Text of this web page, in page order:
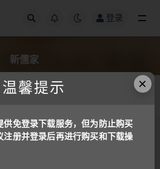
登录
新儒家
源 国学译本
×
温馨提示
供免登录下载服务，但为防止购买
注册并登录后再进行购买和下载操